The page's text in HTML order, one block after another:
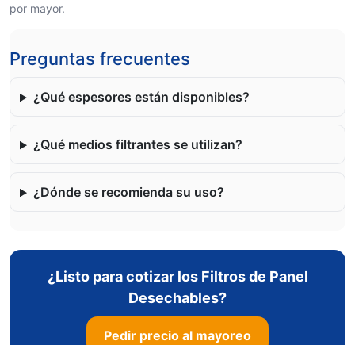
por mayor.
Preguntas frecuentes
¿Qué espesores están disponibles?
¿Qué medios filtrantes se utilizan?
¿Dónde se recomienda su uso?
¿Listo para cotizar los Filtros de Panel
Desechables?
Pedir precio al mayoreo